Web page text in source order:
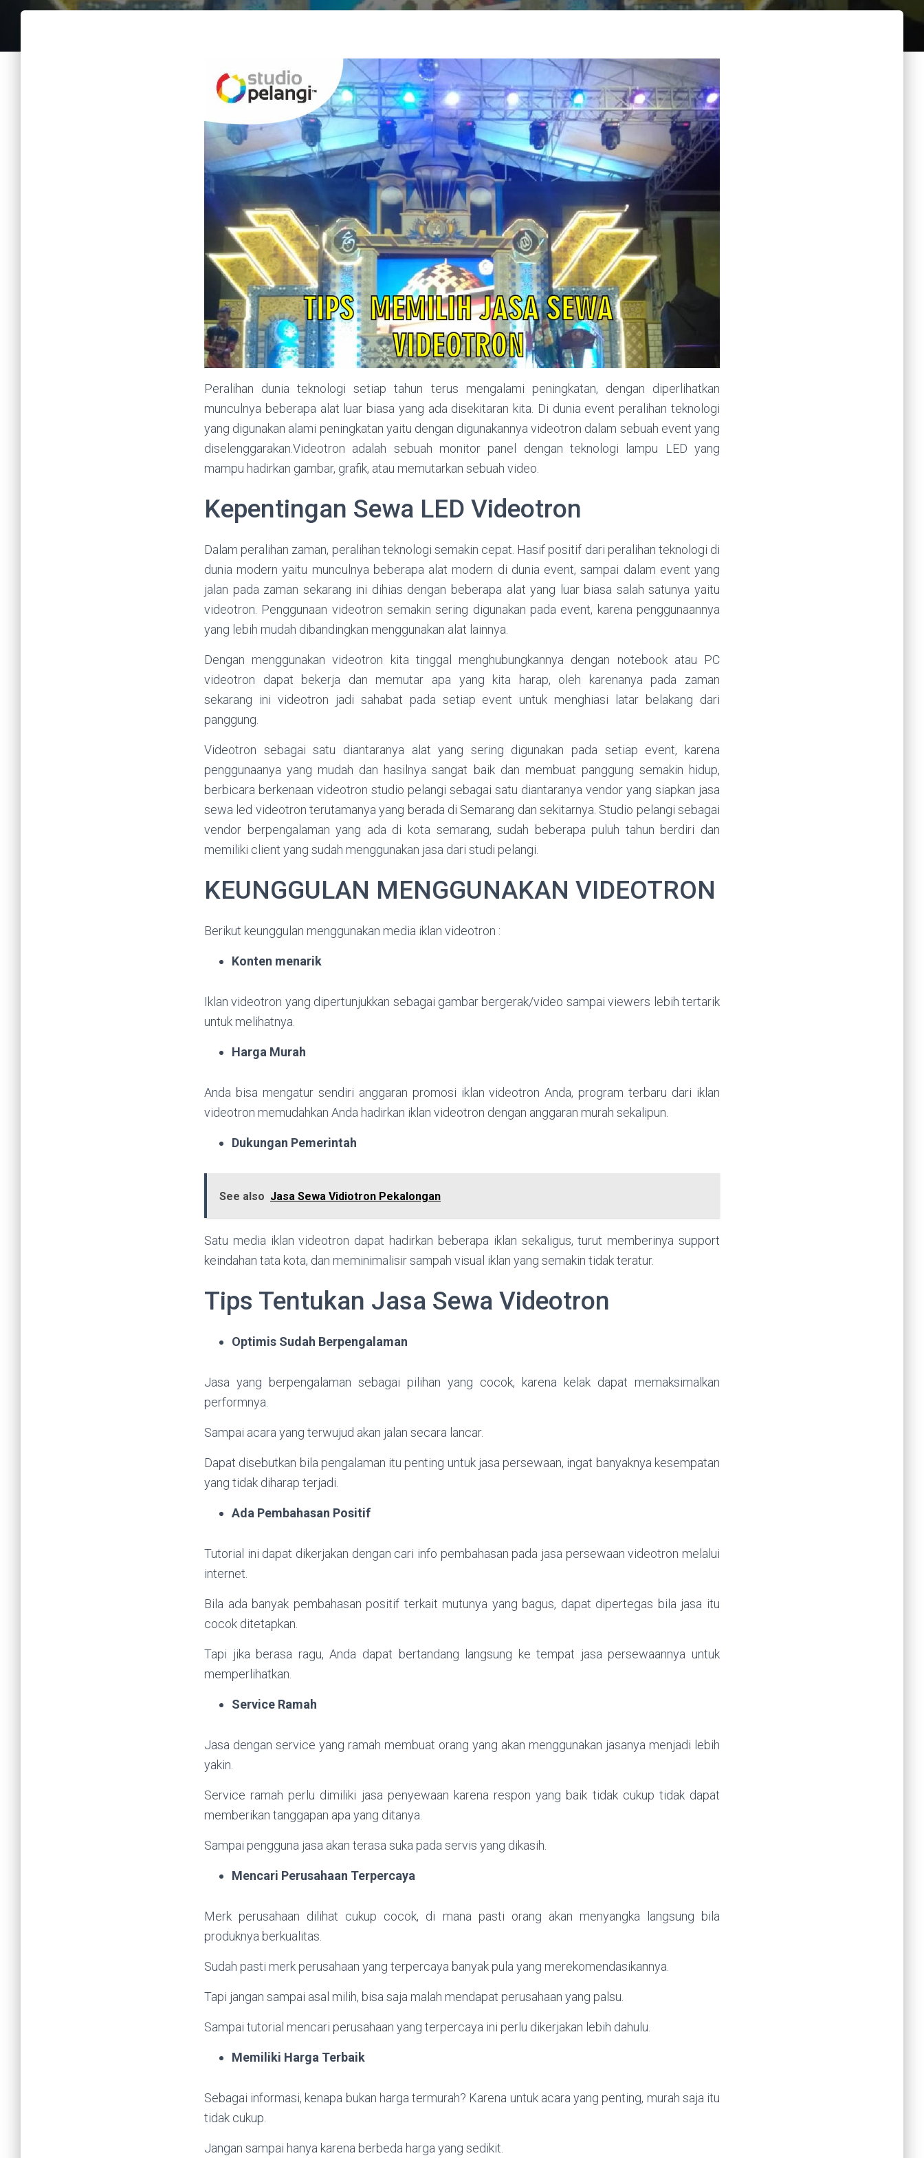
Peralihan dunia teknologi setiap tahun terus mengalami peningkatan, dengan diperlihatkan
munculnya beberapa alat luar biasa yang ada disekitaran kita. Di dunia event peralihan teknologi
yang digunakan alami peningkatan yaitu dengan digunakannya videotron dalam sebuah event yang
diselenggarakan.Videotron adalah sebuah monitor panel dengan teknologi lampu LED yang
mampu hadirkan gambar, grafik, atau memutarkan sebuah video.
Kepentingan Sewa LED Videotron
Dalam peralihan zaman, peralihan teknologi semakin cepat. Hasif positif dari peralihan teknologi di
dunia modern yaitu munculnya beberapa alat modern di dunia event, sampai dalam event yang
jalan pada zaman sekarang ini dihias dengan beberapa alat yang luar biasa salah satunya yaitu
videotron. Penggunaan videotron semakin sering digunakan pada event, karena penggunaannya
yang lebih mudah dibandingkan menggunakan alat lainnya.
Dengan menggunakan videotron kita tinggal menghubungkannya dengan notebook atau PC
videotron dapat bekerja dan memutar apa yang kita harap, oleh karenanya pada zaman
sekarang ini videotron jadi sahabat pada setiap event untuk menghiasi latar belakang dari
panggung.
Videotron sebagai satu diantaranya alat yang sering digunakan pada setiap event, karena
penggunaanya yang mudah dan hasilnya sangat baik dan membuat panggung semakin hidup,
berbicara berkenaan videotron studio pelangi sebagai satu diantaranya vendor yang siapkan jasa
sewa led videotron terutamanya yang berada di Semarang dan sekitarnya. Studio pelangi sebagai
vendor berpengalaman yang ada di kota semarang, sudah beberapa puluh tahun berdiri dan
memiliki client yang sudah menggunakan jasa dari studi pelangi.
KEUNGGULAN MENGGUNAKAN VIDEOTRON
Berikut keunggulan menggunakan media iklan videotron :
Konten menarik
Iklan videotron yang dipertunjukkan sebagai gambar bergerak/video sampai viewers lebih tertarik
untuk melihatnya.
Harga Murah
Anda bisa mengatur sendiri anggaran promosi iklan videotron Anda, program terbaru dari iklan
videotron memudahkan Anda hadirkan iklan videotron dengan anggaran murah sekalipun.
Dukungan Pemerintah
See also Jasa Sewa Vidiotron Pekalongan
Satu media iklan videotron dapat hadirkan beberapa iklan sekaligus, turut memberinya support
keindahan tata kota, dan meminimalisir sampah visual iklan yang semakin tidak teratur.
Tips Tentukan Jasa Sewa Videotron
Optimis Sudah Berpengalaman
Jasa yang berpengalaman sebagai pilihan yang cocok, karena kelak dapat memaksimalkan
performnya.
Sampai acara yang terwujud akan jalan secara lancar.
Dapat disebutkan bila pengalaman itu penting untuk jasa persewaan, ingat banyaknya kesempatan
yang tidak diharap terjadi.
Ada Pembahasan Positif
Tutorial ini dapat dikerjakan dengan cari info pembahasan pada jasa persewaan videotron melalui
internet.
Bila ada banyak pembahasan positif terkait mutunya yang bagus, dapat dipertegas bila jasa itu
cocok ditetapkan.
Tapi jika berasa ragu, Anda dapat bertandang langsung ke tempat jasa persewaannya untuk
memperlihatkan.
Service Ramah
Jasa dengan service yang ramah membuat orang yang akan menggunakan jasanya menjadi lebih
yakin.
Service ramah perlu dimiliki jasa penyewaan karena respon yang baik tidak cukup tidak dapat
memberikan tanggapan apa yang ditanya.
Sampai pengguna jasa akan terasa suka pada servis yang dikasih.
Mencari Perusahaan Terpercaya
Merk perusahaan dilihat cukup cocok, di mana pasti orang akan menyangka langsung bila
produknya berkualitas.
Sudah pasti merk perusahaan yang terpercaya banyak pula yang merekomendasikannya.
Tapi jangan sampai asal milih, bisa saja malah mendapat perusahaan yang palsu.
Sampai tutorial mencari perusahaan yang terpercaya ini perlu dikerjakan lebih dahulu.
Memiliki Harga Terbaik
Sebagai informasi, kenapa bukan harga termurah? Karena untuk acara yang penting, murah saja itu
tidak cukup.
Jangan sampai hanya karena berbeda harga yang sedikit.